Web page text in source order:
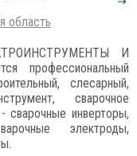
область
И
профессиональный
слесарный,
сварочное
сварочные инверторы,
электроды,